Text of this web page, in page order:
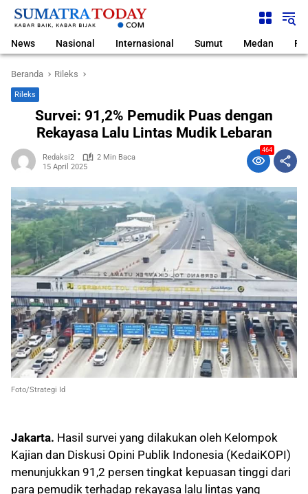
Langsung
News Nasional Internasional Sumut Medan
Beranda Rileks
Rileks
Survei: 91,2% Pemudik Puas dengan
Rekayasa Lalu Lintas Mudik Lebaran
Redaksi2
2 Min Baca
15 April 2025
464
Foto/Strategi Id
Jakarta. Hasil survei yang dilakukan oleh Kelompok
Kajian dan Diskusi Opini Publik Indonesia (KedaiKOPI)
menunjukkan 91,2 persen tingkat kepuasan tinggi dari
para pemudik terhadap rekayasa lalu lintas yang